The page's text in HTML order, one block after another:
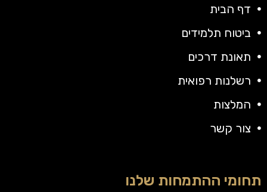
דף הבית
ביטוח תלמידים
תאונת דרכים
רשלנות רפואית
המלצות
צור קשר
תחומי ההתמחות שלנו